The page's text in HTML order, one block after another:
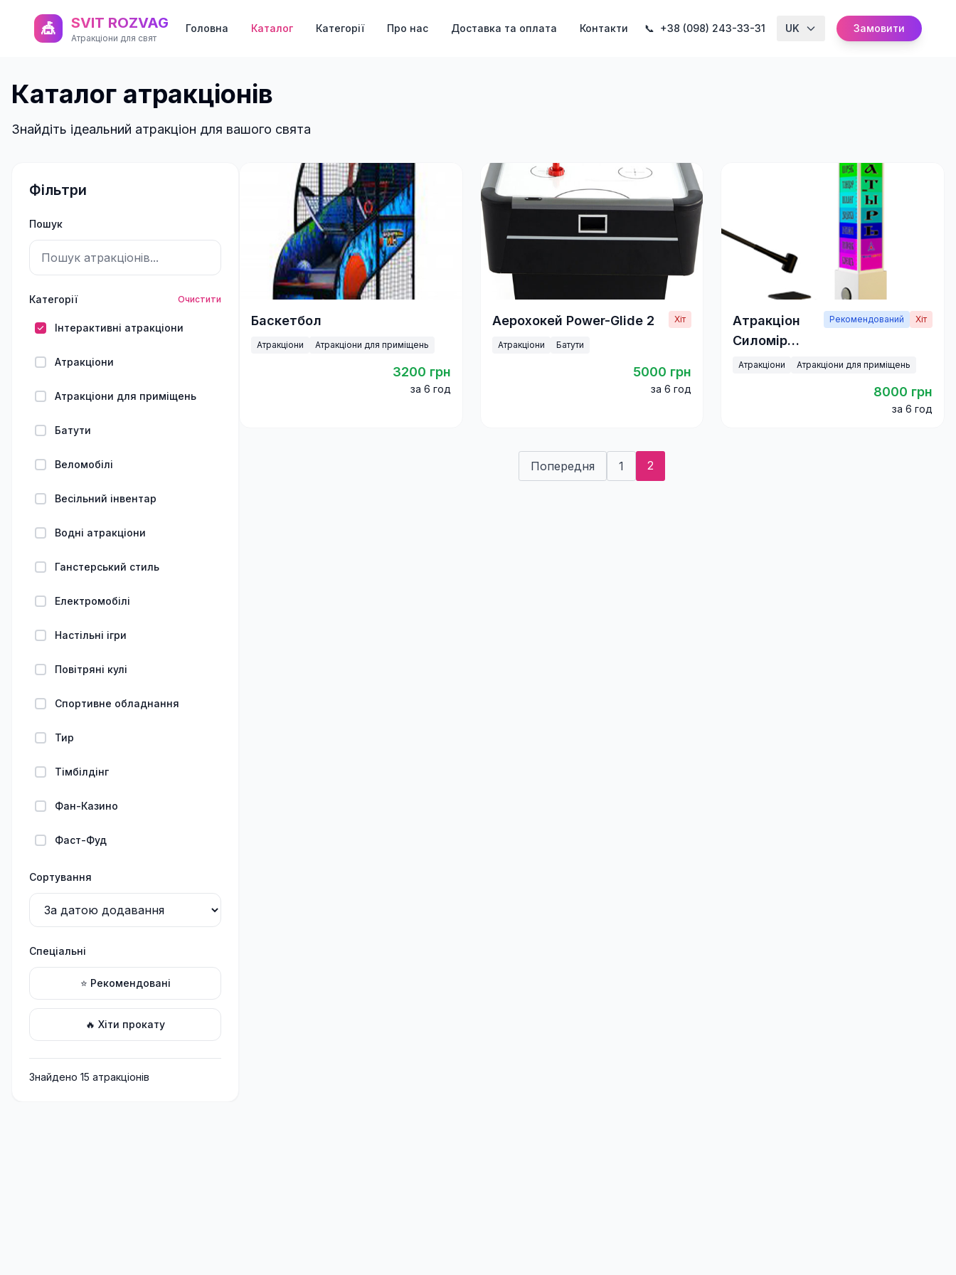
🎪 SVIT ROZVAG
Атракціони для свят
Головна Каталог Категорії Про нас Доставка та оплата Контакти 📞 +38 (098) 243-33-31 UK Замовити
Каталог атракціонів
Знайдіть ідеальний атракціон для вашого свята
Фільтри
Пошук
Категорії Очистити
Інтерактивні атракціони
Атракціони
Атракціони для приміщень
Батути
Веломобілі
Весільний інвентар
Водні атракціони
Ганстерський стиль
Електромобілі
Настільні ігри
Повітряні кулі
Спортивне обладнання
Тир
Тімбілдінг
Фан-Казино
Фаст-Фуд
Сортування
Спеціальні
⭐ Рекомендовані
🔥 Хіти прокату
Знайдено 15 атракціонів
Баскетбол
Атракціони Атракціони для приміщень
3200 грн
за 6 год
Аерохокей Power-Glide 2 Хіт
Атракціони Батути
5000 грн
за 6 год
Атракціон
Силомір
молотобоєць
Рекомендований Хіт
Атракціони Атракціони для приміщень
8000 грн
за 6 год
Попередня 1 2